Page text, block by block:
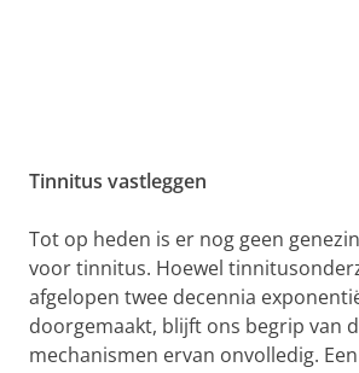
Tinnitus vastleggen
Tot op heden is er nog geen
voor tinnitus. Hoewel
afgelopen twee decennia
doorgemaakt, blijft ons begrip van
mechanismen ervan onvolledig.